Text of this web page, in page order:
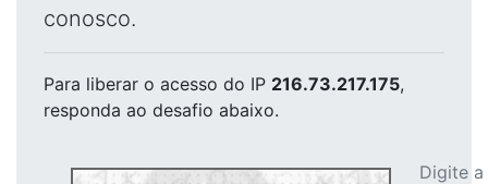
conosco.
Para liberar o acesso do IP 216.73.217.175,
responda ao desafio abaixo.
Digite